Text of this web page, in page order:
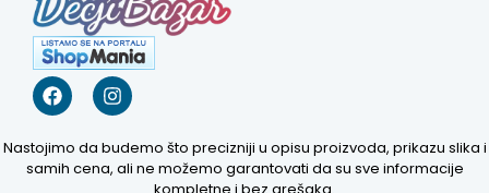
Nastojimo da budemo što precizniji u opisu proizvoda, prikazu slika i
samih cena, ali ne možemo garantovati da su sve informacije
kompletne i bez grešaka.